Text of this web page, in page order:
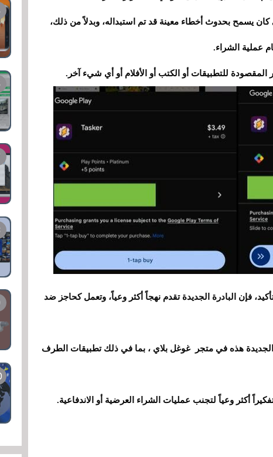
كان يسمح بحدوث أخطاء معينة قد تم استبداله، وبدلاً من ذلك،
عملية الشراء.
المقصودة للتطبيقات أو الكتب أو الأفلام أو أي شيء آخر.
فإن البادرة الجديدة تقدم نهجاً أكثر وعياً، وتعمل كحاجز ضد
هذه في متجر غوغل بلاي ، بما في ذلك تطبيقات الطرف
أكثر وعياً لتجنب عمليات الشراء العرضية أو الاندفاعية.